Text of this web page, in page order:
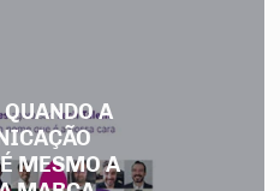
A
MESMO A